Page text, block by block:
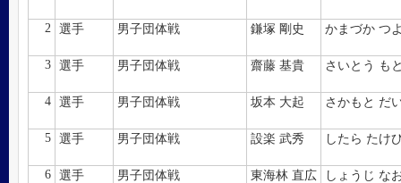
2 選手 男子団体戦 鎌塚 剛史 かまづか つ
3 選手 男子団体戦 齋藤 基貴 さいとう も
4 選手 男子団体戦 坂本 大起 さかもと だ
5 選手 男子団体戦 設楽 武秀 したら たけ
6 選手 男子団体戦 東海林 直広 しょうじ な